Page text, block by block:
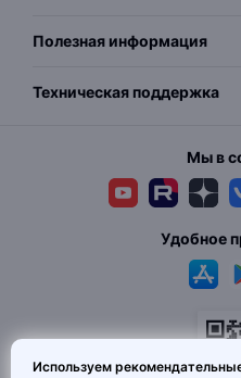
Полезная информация
Техническая поддержка
Мы в
Удобное
Используем